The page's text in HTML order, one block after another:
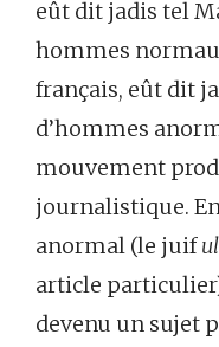
eût dit jadis tel
hommes
français, eût dit
d’hommes
mouvement
journalistique.
anormal (le juif
article
devenu un sujet